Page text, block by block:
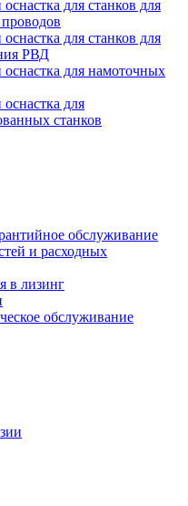
для станков для
для станков для
РВД
оснастка для намоточных
для
станков
обслуживание
и расходных
в лизинг
обслуживание